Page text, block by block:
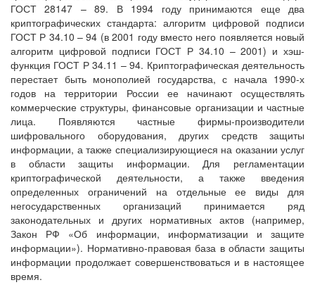
ГОСТ 28147 – 89. В 1994 году принимаются еще два
криптографических стандарта: алгоритм цифровой подписи
ГОСТ Р 34.10 – 94 (в 2001 году вместо него появляется новый
алгоритм цифровой подписи ГОСТ Р 34.10 – 2001) и хэш-
функция ГОСТ Р 34.11 – 94. Криптографическая деятельность
перестает быть монополией государства, с начала 1990-х
годов на территории России ее начинают осуществлять
коммерческие структуры, финансовые организации и частные
лица. Появляются частные фирмы-производители
шифровального оборудования, других средств защиты
информации, а также специализирующиеся на оказании услуг
в области защиты информации. Для регламентации
криптографической деятельности, а также введения
определенных ограничений на отдельные ее виды для
негосударственных организаций принимается ряд
законодательных и других нормативных актов (например,
Закон РФ «Об информации, информатизации и защите
информации»). Нормативно-правовая база в области защиты
информации продолжает совершенствоваться и в настоящее
время.